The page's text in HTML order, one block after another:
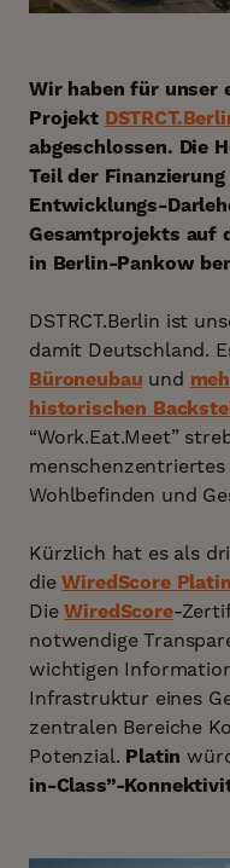
Wir haben für unser
Projekt
abgeschlossen. Die
Teil der
Entwicklungs-
Gesamtprojekts auf
in Berlin-Pankow
DSTRCT.Berlin ist
damit Deutschland.
Büroneubau und
historischen
“Work.Eat.Meet”
Wohlbefinden und
Kürzlich hat es als
dieWiredScore
DieWiredScore-
notwendige
wichtigen
Infrastruktur eines
zentralen Bereiche
Potenzial. Platin
in-Class”-